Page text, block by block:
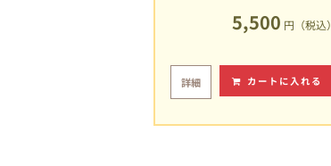
5,500 円（税込）
詳細 カートに入れる